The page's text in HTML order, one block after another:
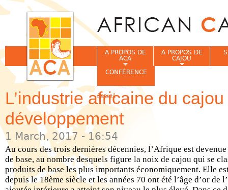
L’industrie africaine du
développement
1 March, 2017 - 16:54
Au cours des trois dernières décennies, l’Afrique est
de base, au nombre desquels figure la noix de cajou qui se
produits de base les plus importants économiquement. Elle
depuis le 18ème siècle et les années 70 ont été l’âge d’or
A PROPOS DE
ACA
A PROPOS DE
CAJOU
CONFÉRENCE
Vous êtes ici
Accueil